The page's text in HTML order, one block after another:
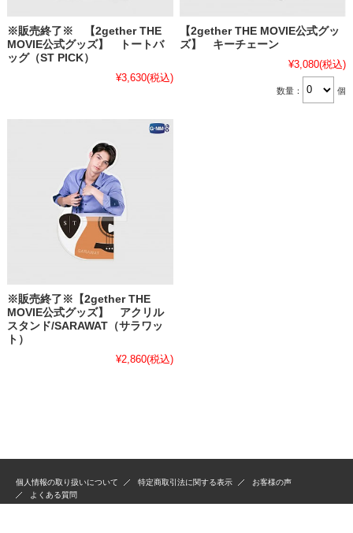
※販売終了※ 【2gether THE
MOVIE公式グッズ】 トートバ
ッグ（ST PICK）
¥3,630(税込)
【2gether THE MOVIE公式グッ
ズ】 キーチェーン
¥3,080(税込)
数量： 個
※販売終了※【2gether THE
MOVIE公式グッズ】 アクリル
スタンド/SARAWAT（サラワッ
ト）
¥2,860(税込)
個人情報の取り扱いについて 特定商取引法に関する表示
お客様の声
よくある質問